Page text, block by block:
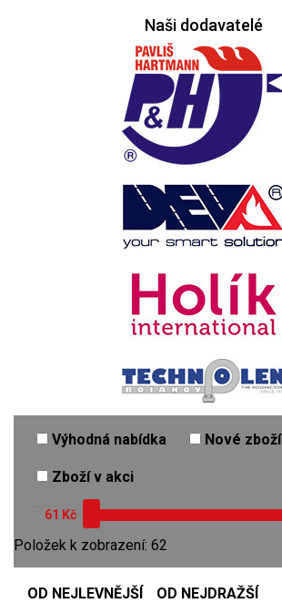
Naši dodavatelé
Výhodná nabídka Nové zboží
Zboží v akci
Kč
Položek k zobrazení: 62
OD NEJLEVNĚJŠÍ OD NEJDRAŽŠÍ